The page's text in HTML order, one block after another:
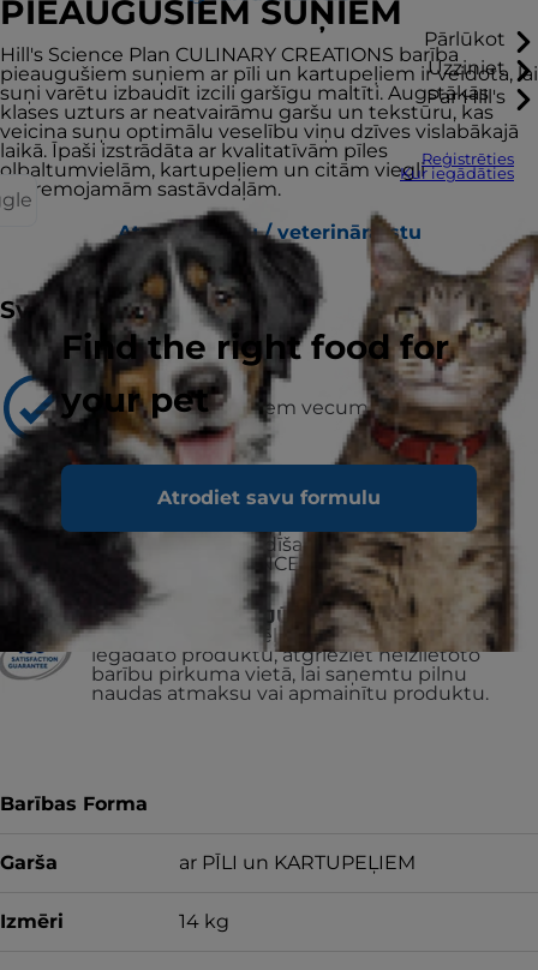
Pārlūkot
Uzziniet
Par Hill's
Reģistrēties
Kur iegādāties
Find the right food for
your pet
Atrodiet savu formulu
PIEAUGUŠIEM SUŅIEM
Hill's Science Plan CULINARY CREATIONS barība
pieaugušiem suņiem ar pīli un kartupeļiem ir veidota, lai
suņi varētu izbaudīt izcili garšīgu maltīti. Augstākās
klases uzturs ar neatvairāmu garšu un tekstūru, kas
veicina suņu optimālu veselību viņu dzīves vislabākajā
laikā. Īpaši izstrādāta ar kvalitatīvām pīles
olbaltumvielām, kartupeļiem un citām viegli
sagremojamām sastāvdaļām.
Atrast veikalu / veterinārārstu
Svarīgākais
Ieteicams
Pieaugušiem suņiem vecumā no 1 līdz
6 gadiem.
Nav ieteicams
Kucēni, kuces grūtniecības vai zīdīšanas
Grūtniecības vai zīdīšanas posmā kucēm ir
jādod HILL'S SCIENCE PLAN Puppy barība.
VAI ATGRIEZĪSIM JŪSU NAUDU
Ja kāda iemesla dēļ neesat apmierināts ar
iegādāto produktu, atgrieziet neizlietoto
barību pirkuma vietā, lai saņemtu pilnu
naudas atmaksu vai apmainītu produktu.
Barības Forma
Garša ar PĪLI un KARTUPEĻIEM
Izmēri 14 kg